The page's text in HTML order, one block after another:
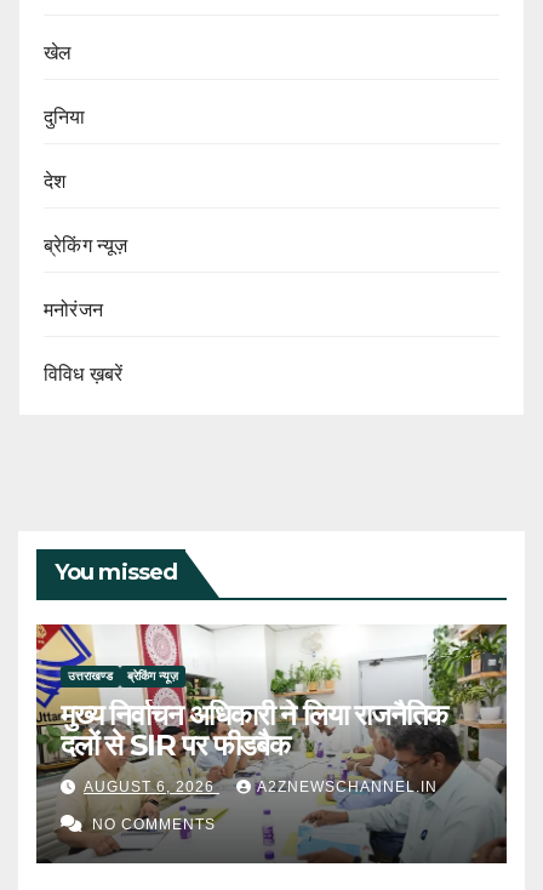
खेल
दुनिया
देश
ब्रेकिंग न्यूज़
मनोरंजन
विविध ख़बरें
You missed
उत्तराखण्ड ब्रेकिंग न्यूज़
मुख्य निर्वाचन अधिकारी ने लिया राजनैतिक
दलों से SIR पर फीडबैक
AUGUST 6, 2026 A2ZNEWSCHANNEL.IN
NO COMMENTS